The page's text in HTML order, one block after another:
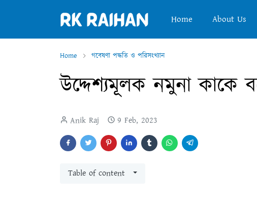
Home About Us
Home গবেষণা পদ্ধতি ও পরিসংখ্যান
উদ্দেশ্যমূলক নমুনা কাকে
Anik Raj 9 Feb, 2023
Table of content